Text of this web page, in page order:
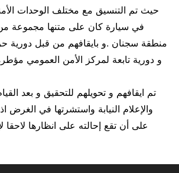
حيث تم التنسيق مع مختلف الوحدات
في سيارة كان على متنها مجموعة
منطقة سجنان .و بايقافهم من قبل دورية
و دورية تابعة لمركز الأمن العمومي
تم ايقافهم و تحويلهم للتحقيق و بعد
والإعلام النيابة واستشرتها في الغرض
على أن تقع إحالته على انظارها لاحقا